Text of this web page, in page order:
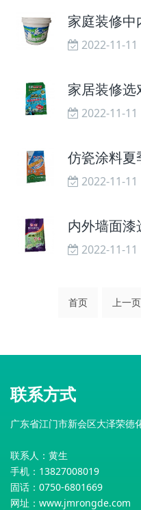
家庭装修
2022-11-11
家居装修
2022-11-11
仿瓷涂料夏
2022-11-11
内外墙面漆
2022-11-11
首页 上一页
联系方式
广东省江门市新会区大泽荣德
联系人：黄生
手机：13827008019
固话：0750-6801669
网址： www.jmrongde.com